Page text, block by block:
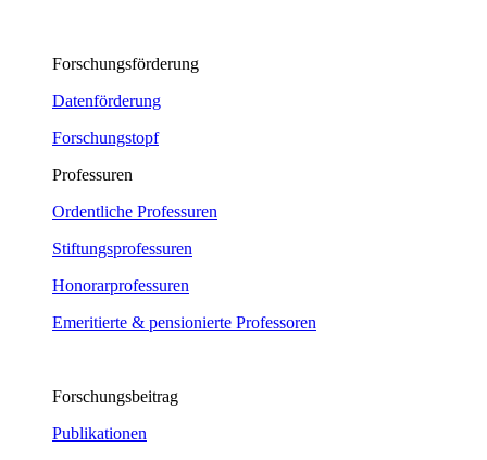
Forschungsförderung
Datenförderung
Forschungstopf
Professuren
Ordentliche Professuren
Stiftungsprofessuren
Honorarprofessuren
Emeritierte & pensionierte Professoren
Forschungsbeitrag
Publikationen